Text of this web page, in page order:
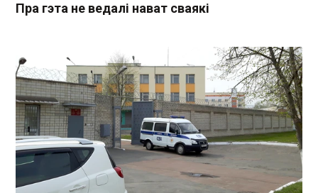
Пра гэта не ведалі нават сваякі